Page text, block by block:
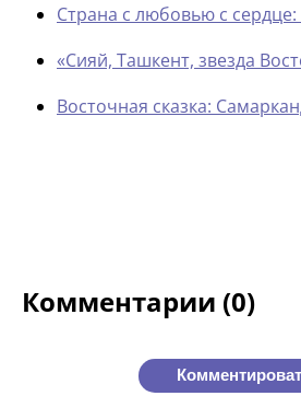
Страна с любовью с сердце:
«Сияй, Ташкент, звезда
Восточная сказка:
Комментарии (0)